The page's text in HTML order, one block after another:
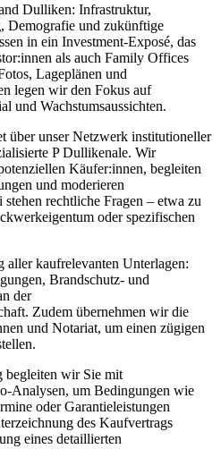
Dulliken: Infrastruktur,
Demografie und zukünftige
in ein Investment-Exposé, das
als auch Family Offices
Lageplänen und
legen wir den Fokus auf
und Wachstumsaussichten.
über unser Netzwerk institutioneller
P Dullikenale. Wir
Käufer:innen, begleiten
und moderieren
rechtliche Fragen – etwa zu
oder spezifischen
kaufrelevanten Unterlagen:
Brandschutz- und
der
Zudem übernehmen wir die
und Notariat, um einen zügigen
begleiten wir Sie mit
Analysen, um Bedingungen wie
oder Garantieleistungen
des Kaufvertrags
eines detaillierten